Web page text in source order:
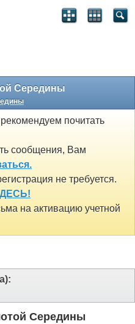
Середины
почитать
сообщения, Вам
не требуется.
на активацию учетной
Середины